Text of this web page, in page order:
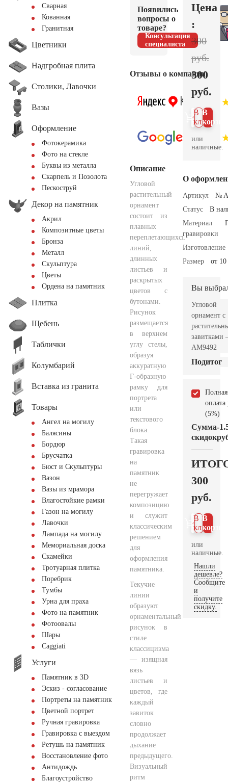
Сварная
Кованная
Гранитная
Цветники
Надгробная плита
Столики, Лавочки
Вазы
Оформление
Фотокерамика
Фото на стекле
Буквы из металла
Скарпель и Позолота
Пескоструй
Декор на памятник
Акрил
Композитные цветы
Бронза
Металл
Скульптура
Цветы
Ордена на памятник
Плитка
Щебень
Таблички
Колумбарий
Вставка из гранита
Товары
Ангел на могилу
Балясины
Бордюр
Брусчатка
Бюст и Скульптуры
Вазон
Вазы из мрамора
Влагостойкие рамки
Газон на могилу
Лавочки
Лампада на могилу
Мемориальная доска
Скамейки
Тротуарная плитка
Поребрик
Тумбы
Урна для праха
Фото на памятник
Фотоовалы
Шары
Сaggiati
Услуги
Памятник в 3D
Эскиз - согласование
Портреты на памятник
Цветной портрет
Ручная гравировка
Гравировка с выездом
Ретушь на памятник
Восстановление фото
Антидождь
Благоустройство
Появились
вопросы о
товаре?
Консультация
специалиста
Отзывы о компании
Описание
Угловой
растительный
орнамент
состоит из
плавных
переплетающихся
линий,
длинных
листьев и
раскрытых
цветов с
бутонами.
Рисунок
размещается
в верхнем
углу стелы,
образуя
аккуратную
Г-образную
рамку для
портрета
или
текстового
блока.
Такая
гравировка
на
памятник
не
перегружает
композицию
и служит
классическим
решением
для
оформления
памятника.
Текучие
линии
образуют
орнаментальный
рисунок в
стиле
классицизма
— изящная
вязь
листьев и
цветов, где
каждый
завиток
словно
продолжает
дыхание
предыдущего.
Визуальный
ритм
Цена
:
300
руб.
300
руб.
В
В 1
клик
или
наличные.
О
Артикул
№
Статус
В
Материал
гравировки
Изготовление
Размер
от
Вы
Угловой
орнамент с
завитками
AM9492
Подитог
Полная
оплата
(5%)
Сумма
скидок
-
300
руб.
В
В 1
клик
или
наличные.
Нашли
дешевле?
Сообщите
и
получите
скидку.